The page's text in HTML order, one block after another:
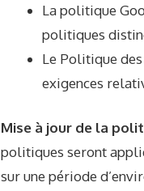
La politique
politiques
Le Politique
exigences
Mise à jour de la
politiques seront
sur une période